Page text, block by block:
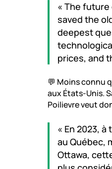
« The
saved the
deepest
prices, and
💬 Moins connu
aux États-Unis.
Poilievre veut
« En 2023,
au Québec,
Ottawa,